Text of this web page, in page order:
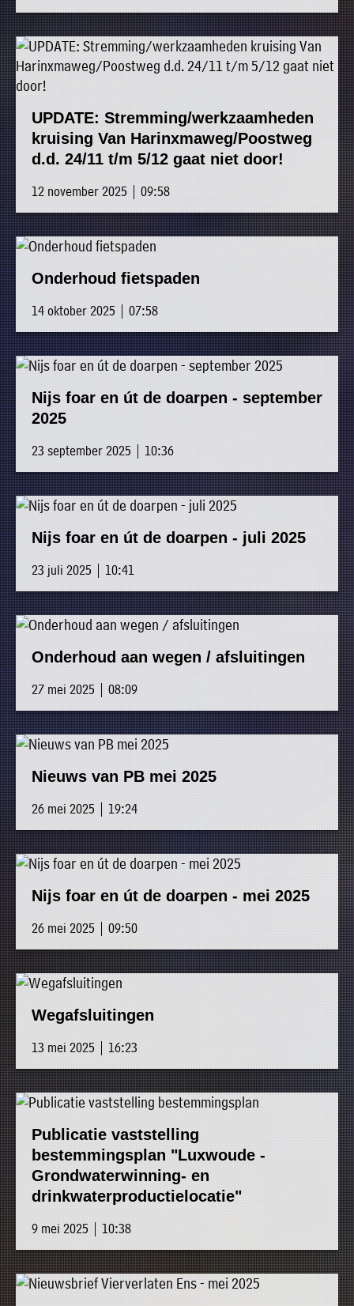
UPDATE: Stremming/werkzaamheden
kruising Van Harinxmaweg/Poostweg
d.d. 24/11 t/m 5/12 gaat niet door!
12 november 2025 | 09:58
Onderhoud fietspaden
14 oktober 2025 | 07:58
Nijs foar en út de doarpen - september
2025
23 september 2025 | 10:36
Nijs foar en út de doarpen - juli 2025
23 juli 2025 | 10:41
Onderhoud aan wegen / afsluitingen
27 mei 2025 | 08:09
Nieuws van PB mei 2025
26 mei 2025 | 19:24
Nijs foar en út de doarpen - mei 2025
26 mei 2025 | 09:50
Wegafsluitingen
13 mei 2025 | 16:23
Publicatie vaststelling
bestemmingsplan "Luxwoude -
Grondwaterwinning- en
drinkwaterproductielocatie"
9 mei 2025 | 10:38